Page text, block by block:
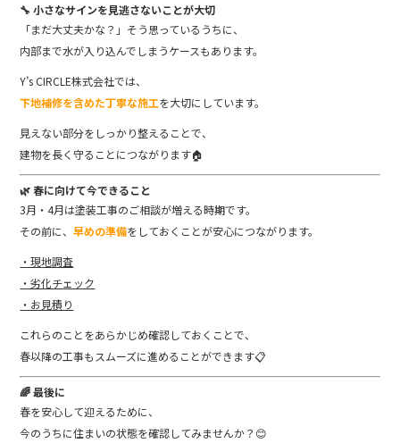
🔧 小さなサインを見逃さないことが大切
「まだ大丈夫かな？」そう思っているうちに、
内部まで水が入り込んでしまうケースもあります。
Y’s CIRCLE株式会社では、
下地補修を含めた丁寧な施工を大切にしています。
見えない部分をしっかり整えることで、
建物を長く守ることにつながります🏠
🌿 春に向けて今できること
3月・4月は塗装工事のご相談が増える時期です。
その前に、早めの準備をしておくことが安心につながります。
・現地調査
・劣化チェック
・お見積り
これらのことをあらかじめ確認しておくことで、
春以降の工事もスムーズに進めることができます📋
🌈 最後に
春を安心して迎えるために、
今のうちに住まいの状態を確認してみませんか？😊